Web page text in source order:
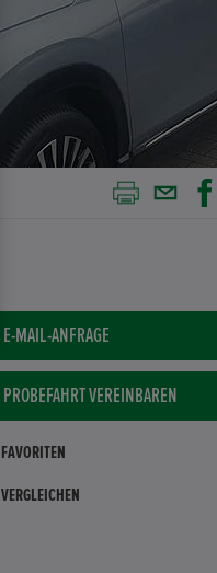
E-MAIL-ANFRAGE
PROBEFAHRT VEREINBAREN
FAVORITEN
VERGLEICHEN